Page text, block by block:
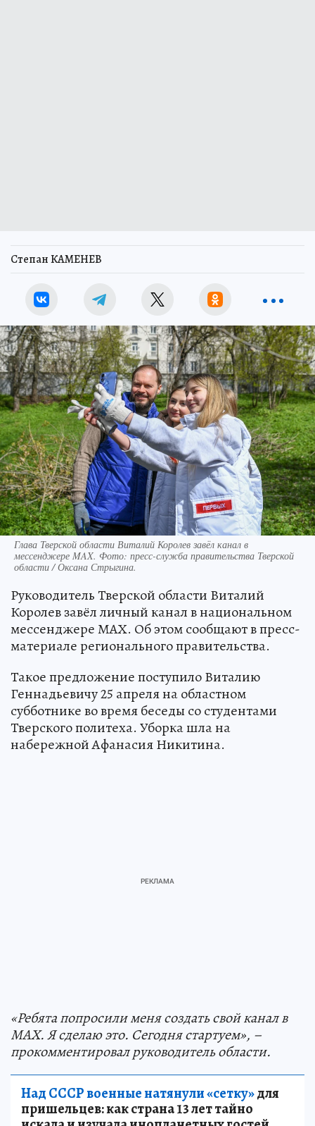
Степан КАМЕНЕВ
Глава Тверской области Виталий Королев завёл канал в
мессенджере MAX. Фото: пресс-служба правительства Тверской
области / Оксана Стрыгина.
Руководитель Тверской области Виталий
Королев завёл личный канал в национальном
мессенджере МАХ. Об этом сообщают в пресс-
материале регионального правительства.
Такое предложение поступило Виталию
Геннадьевичу 25 апреля на областном
субботнике во время беседы со студентами
Тверского политеха. Уборка шла на
набережной Афанасия Никитина.
«Ребята попросили меня создать свой канал в
МАХ. Я сделаю это. Сегодня стартуем», –
прокомментировал руководитель области.
Над СССР военные натянули «сетку»для
пришельцев: как страна 13 лет тайно